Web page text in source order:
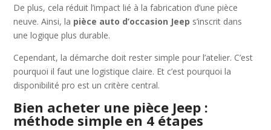
De plus, cela réduit l’impact lié à la fabrication d’une pièce
neuve. Ainsi, la pièce auto d’occasion Jeep s’inscrit dans
une logique plus durable.
Cependant, la démarche doit rester simple pour l’atelier. C’est
pourquoi il faut une logistique claire. Et c’est pourquoi la
disponibilité pro est un critère central.
Bien acheter une pièce Jeep :
méthode simple en 4 étapes